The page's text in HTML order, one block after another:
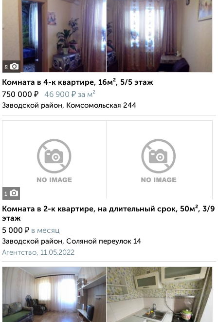
8
Комната в 4-к квартире, 16м², 5/5 этаж
750 000 ₽ 46 900 ₽ за м²
Заводской район, Комсомольская 244
1
Комната в 2-к квартире, на длительный срок, 50м², 3/9
этаж
5 000 ₽ в месяц
Заводской район, Соляной переулок 14
Агентство, 11.05.2022